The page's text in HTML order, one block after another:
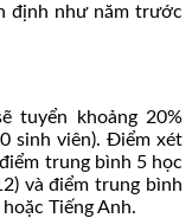
định như năm trước
tuyển khoảng 20%
sinh viên). Điểm xét
trung bình 5 học
và điểm trung bình
Tiếng Anh.